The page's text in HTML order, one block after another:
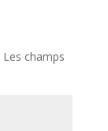
Les champs